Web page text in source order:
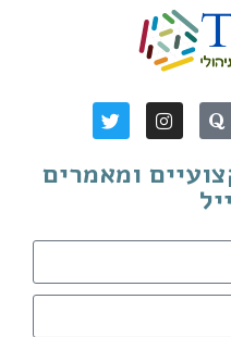
ומאמרים